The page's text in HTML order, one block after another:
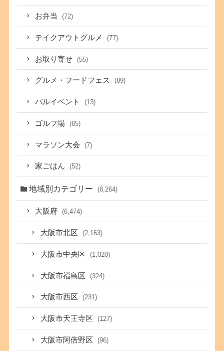
お弁当 (72)
テイクアウトグルメ (77)
お取り寄せ (55)
グルメ・フードフェス (89)
バルイベント (13)
ゴルフ場 (65)
マラソン大会 (7)
家ごはん (52)
地域別カテゴリー (8,264)
大阪府 (6,474)
大阪市北区 (2,163)
大阪市中央区 (1,020)
大阪市福島区 (324)
大阪市西区 (231)
大阪市天王寺区 (127)
大阪市阿倍野区 (96)